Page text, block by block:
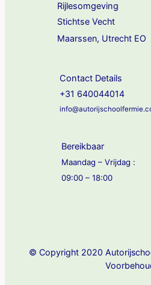
Rijlesomgeving
Stichtse Vecht
Maarssen, Utrecht EO
Contact Details
+31 640044014
Bereikbaar
Maandag – Vrijdag :
09:00 – 18:00
© Copyright 2020